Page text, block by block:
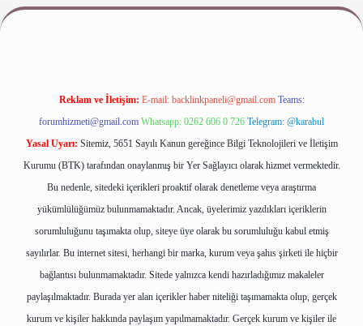
www.betexper.xyz/
Reklam ve İletişim: E-mail: backlinkpaneli@gmail.com Teams:
forumhizmeti@gmail.com Whatsapp: 0262 606 0 726 Telegram: @karabul
Yasal Uyarı: Sitemiz, 5651 Sayılı Kanun gereğince Bilgi Teknolojileri ve İletişim
Kurumu (BTK) tarafından onaylanmış bir Yer Sağlayıcı olarak hizmet vermektedir.
Bu nedenle, sitedeki içerikleri proaktif olarak denetleme veya araştırma
yükümlülüğümüz bulunmamaktadır. Ancak, üyelerimiz yazdıkları içeriklerin
sorumluluğunu taşımakta olup, siteye üye olarak bu sorumluluğu kabul etmiş
sayılırlar. Bu internet sitesi, herhangi bir marka, kurum veya şahıs şirketi ile hiçbir
bağlantısı bulunmamaktadır. Sitede yalnızca kendi hazırladığımız makaleler
paylaşılmaktadır. Burada yer alan içerikler haber niteliği taşımamakta olup, gerçek
kurum ve kişiler hakkında paylaşım yapılmamaktadır. Gerçek kurum ve kişiler ile